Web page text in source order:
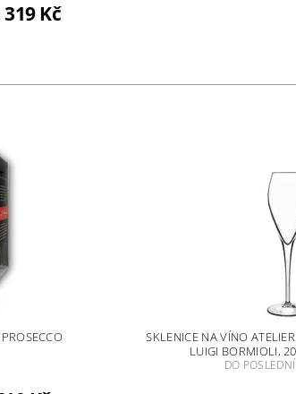
319 Kč
SKLENICE NA VÍNO
LUIGI BORMIOLI,
DO